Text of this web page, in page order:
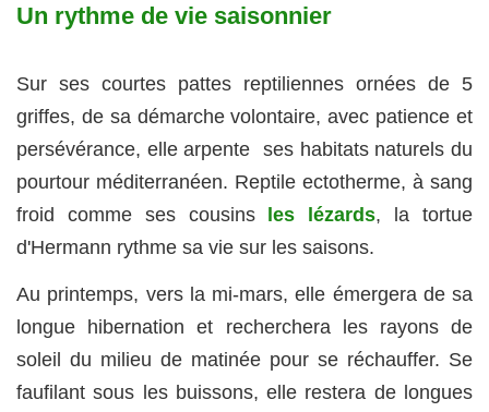
Un rythme de vie saisonnier
Sur ses courtes pattes reptiliennes ornées de 5
griffes, de sa démarche volontaire, avec patience et
persévérance, elle arpente ses habitats naturels du
pourtour méditerranéen. Reptile ectotherme, à sang
froid comme ses cousins
les lézards, la tortue
d'Hermann rythme sa vie sur les saisons.
Au printemps, vers la mi-mars, elle émergera de sa
longue hibernation et recherchera les rayons de
soleil du milieu de matinée pour se réchauffer. Se
faufilant sous les buissons, elle restera de longues